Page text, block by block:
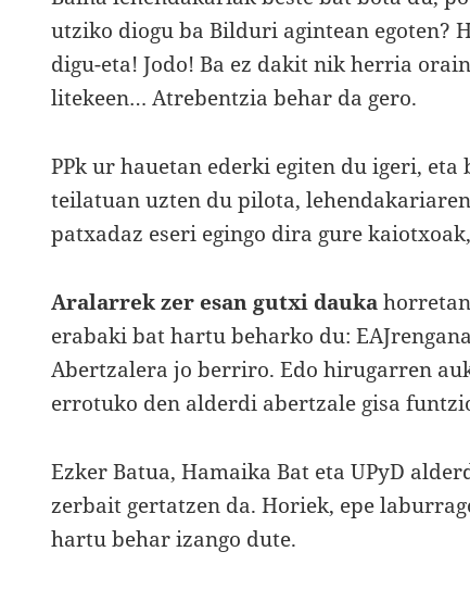
utziko diogu ba Bilduri agintean egoten?
digu-eta! Jodo! Ba ez dakit nik herria
litekeen… Atrebentzia behar da gero.
PPk ur hauetan ederki egiten du igeri, eta
teilatuan uzten du pilota,
patxadaz eseri egingo dira gure
Aralarrek zer esan gutxi dauka
erabaki bat hartu beharko du:
Abertzalera jo berriro. Edo hirugarren
errotuko den alderdi abertzale gisa
Ezker Batua, Hamaika Bat eta UPyD
zerbait gertatzen da. Horiek, epe
hartu behar izango dute.